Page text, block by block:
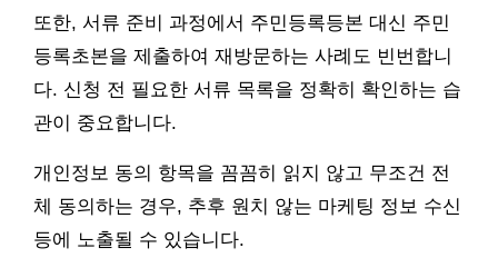
또한, 서류 준비 과정에서 주민등록등본 대신 주민
등록초본을 제출하여 재방문하는 사례도 빈번합니
다. 신청 전 필요한 서류 목록을 정확히 확인하는 습
관이 중요합니다.
개인정보 동의 항목을 꼼꼼히 읽지 않고 무조건 전
체 동의하는 경우, 추후 원치 않는 마케팅 정보 수신
등에 노출될 수 있습니다.